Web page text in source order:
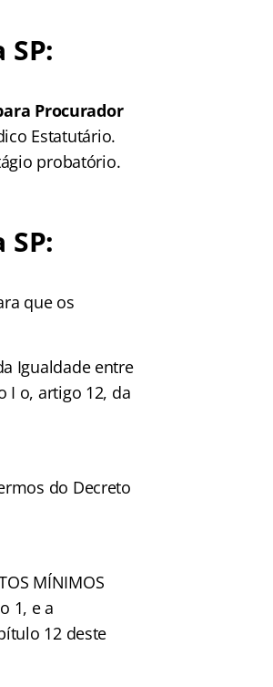
Procurador
Estatutário.
probatório.
que os
Igualdade entre
I o, artigo 12, da
do Decreto
MÍNIMOS
1, e a
12 deste